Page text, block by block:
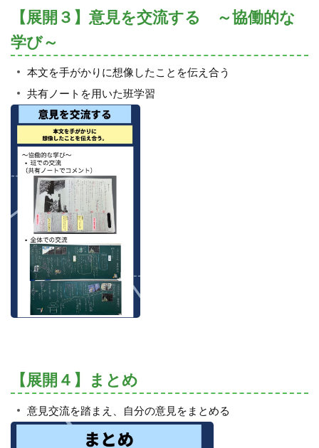
【展開３】意見を交流する ～協働的な
学び～
本文を手がかりに想像したことを伝え合う
共有ノートを用いた班学習
【展開４】まとめ
意見交流を踏まえ、自分の意見をまとめる